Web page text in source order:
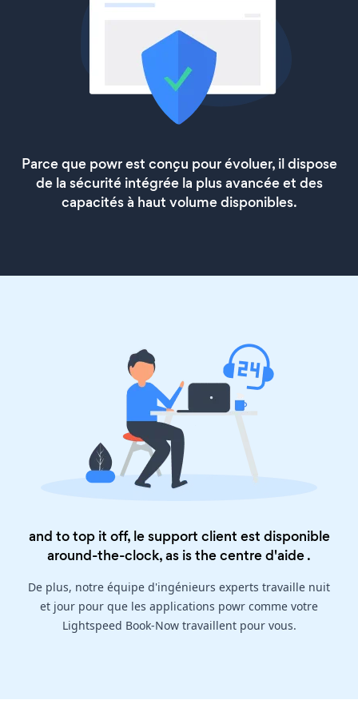
Parce que powr est conçu pour évoluer, il dispose
de la sécurité intégrée la plus avancée et des
capacités à haut volume disponibles.
and to top it off, le support client est disponible
around-the-clock, as is thecentre d'aide.
De plus, notre équipe d'ingénieurs experts travaille nuit
et jour pour que les applications powr comme votre
Lightspeed Book-Now travaillent pour vous.